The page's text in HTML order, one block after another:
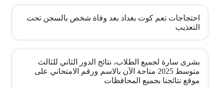
احتجاجات تعم كوت بغداد بعد وفاة شخص بالسجن تحت
التعذيب
بشرى سارة لجميع الطلاب، نتائج الدور الثاني للثالث
متوسط 2025 متاحة الآن بالاسم ورقم الامتحاني على
موقع نتائجنا بجميع المحافظات